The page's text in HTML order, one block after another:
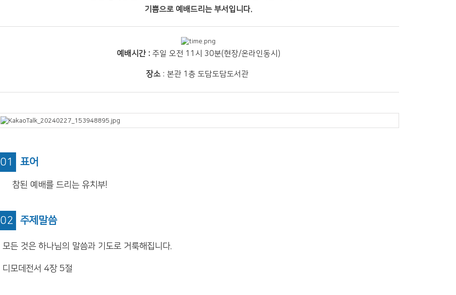
기쁨으로 예배드리는 부서입니다.
예배시간 : 주일 오전 11시 30분(현장/온라인동시)
장소 : 본관 1층 도담도담도서관
01 표어
참된 예배를 드리는 유치부!
02 주제말씀
모든 것은 하나님의 말씀과 기도로 거룩해집니다.
디모데전서 4장 5절